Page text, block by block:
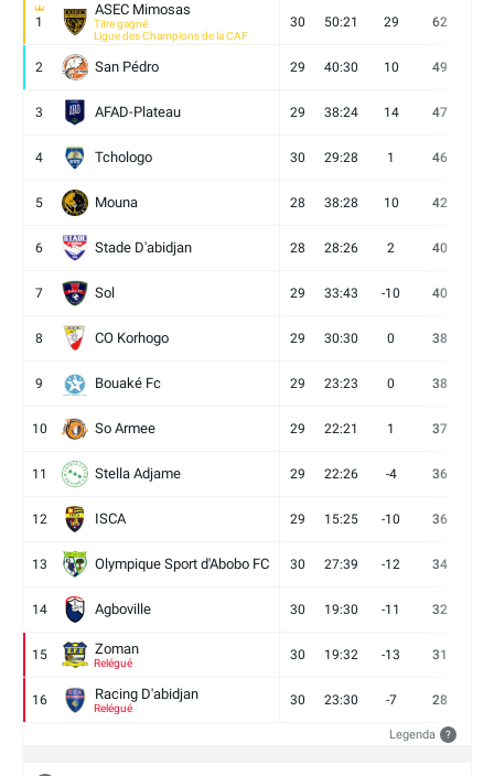
1
ASEC Mimosas
Titre gagné
Ligue des Champions de la CAF
30 50:21 29 62
2 San Pédro 29 40:30 10 49
3 AFAD-Plateau 29 38:24 14 47
4 Tchologo 30 29:28 1 46
5 Mouna 28 38:28 10 42
6 Stade D'abidjan 28 28:26 2 40
7 Sol 29 33:43 -10 40
8 CO Korhogo 29 30:30 0 38
9 Bouaké Fc 29 23:23 0 38
10 So Armee 29 22:21 1 37
11 Stella Adjame 29 22:26 -4 36
12 ISCA 29 15:25 -10 36
13 Olympique Sport d'Abobo FC 30 27:39 -12 34
14 Agboville 30 19:30 -11 32
15 Zoman
Relégué
30 19:32 -13 31
16 Racing D'abidjan
Relégué
30 23:30 -7 28
Legenda ?